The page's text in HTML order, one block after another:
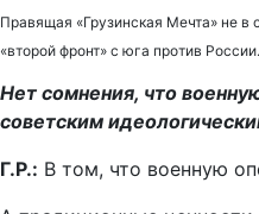
Правящая «Грузинская Мечта» не в
«второй фронт» с юга против России.
Нет сомнения, что
советским
Г.Р.: В том, что военную